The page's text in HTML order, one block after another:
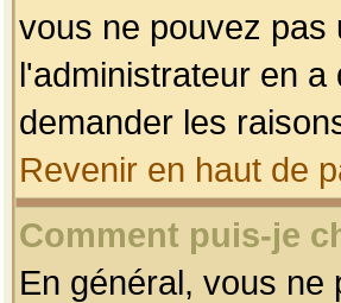
vous ne pouvez pas
l'administrateur en
demander les
Revenir en haut de
Comment puis-je
En général, vous ne